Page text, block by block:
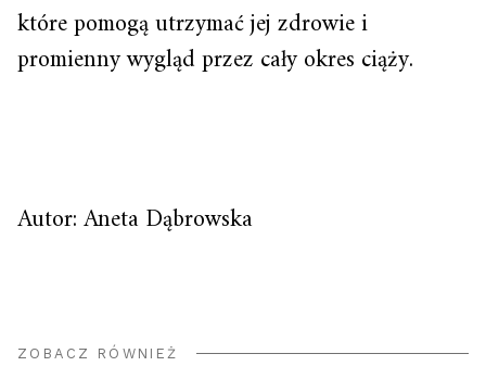
które pomogą utrzymać jej zdrowie i
promienny wygląd przez cały okres ciąży.
Autor: Aneta Dąbrowska
ZOBACZ RÓWNIEŻ